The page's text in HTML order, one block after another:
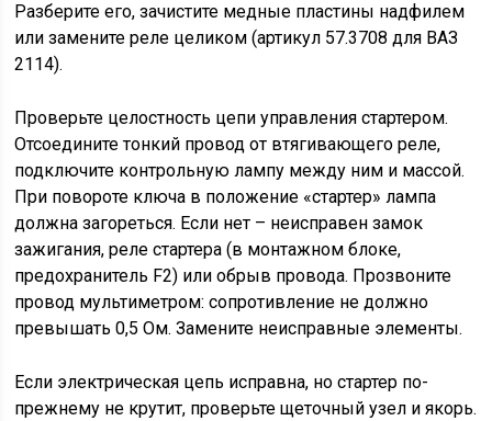
Разберите его, зачистите медные пластины надфилем
или замените реле целиком (артикул 57.3708 для ВАЗ
2114).
Проверьте целостность цепи управления стартером.
Отсоедините тонкий провод от втягивающего реле,
подключите контрольную лампу между ним и массой.
При повороте ключа в положение «стартер» лампа
должна загореться. Если нет – неисправен замок
зажигания, реле стартера (в монтажном блоке,
предохранитель F2) или обрыв провода. Прозвоните
провод мультиметром: сопротивление не должно
превышать 0,5 Ом. Замените неисправные элементы.
Если электрическая цепь исправна, но стартер по-
прежнему не крутит, проверьте щеточный узел и якорь.